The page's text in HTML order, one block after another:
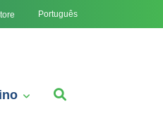
Português